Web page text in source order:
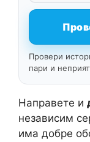
Провери
пари и
Направете и
независим
има добре